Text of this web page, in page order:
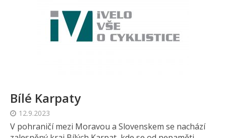
Bílé Karpaty
12.9.2023
V pohraničí mezi Moravou a Slovenskem se nachází